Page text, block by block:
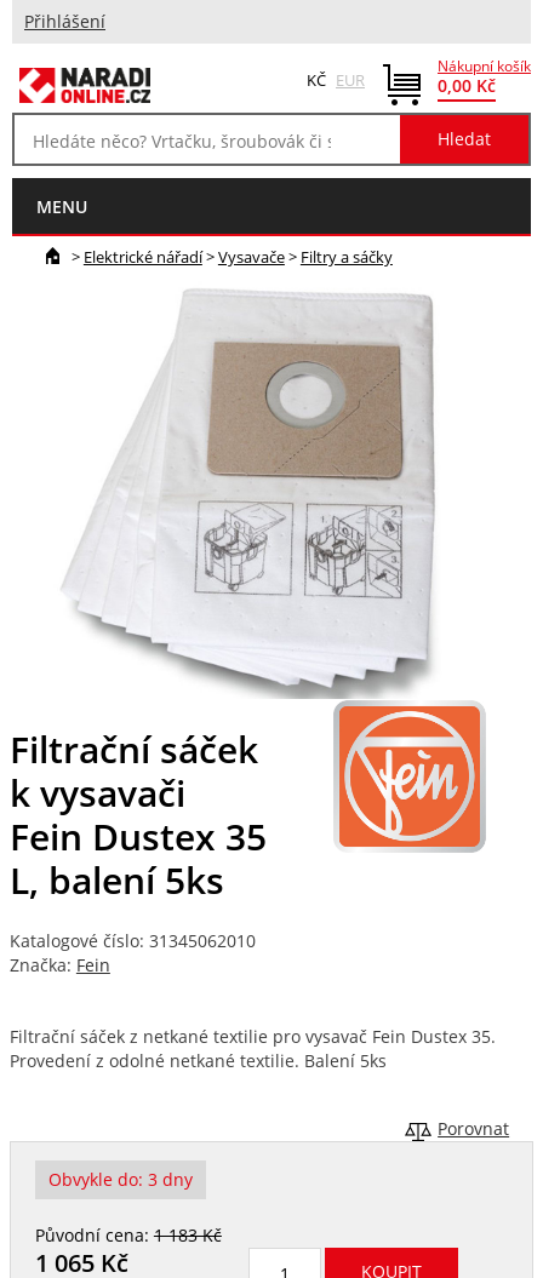
Přihlášení
Nákupní košík
0,00 Kč
KČ EUR
MENU
> Elektrické nářadí>Vysavače> Filtry a sáčky
Filtrační sáček
k vysavači
Fein Dustex 35
L, balení 5ks
Katalogové číslo: 31345062010
Značka: Fein
Filtrační sáček z netkané textilie pro vysavač Fein Dustex 35.
Provedení z odolné netkané textilie. Balení 5ks
Porovnat
Obvykle do: 3 dny
Původní cena:1 183 Kč
1 065Kč